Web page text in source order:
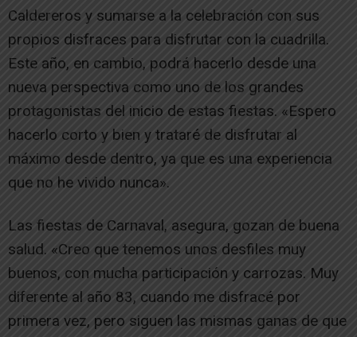
Caldereros y sumarse a la celebración con sus
propios disfraces para disfrutar con la cuadrilla.
Este año, en cambio, podrá hacerlo desde una
nueva perspectiva como uno de los grandes
protagonistas del inicio de estas fiestas. «Espero
hacerlo corto y bien y trataré de disfrutar al
máximo desde dentro, ya que es una experiencia
que no he vivido nunca».
Las fiestas de Carnaval, asegura, gozan de buena
salud. «Creo que tenemos unos desfiles muy
buenos, con mucha participación y carrozas. Muy
diferente al año 83, cuando me disfracé por
primera vez, pero siguen las mismas ganas de que